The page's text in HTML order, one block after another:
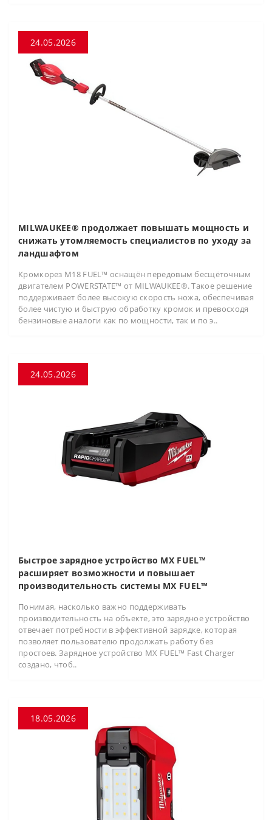
24.05.2026
MILWAUKEE® продолжает повышать мощность и
снижать утомляемость специалистов по уходу за
ландшафтом
Кромкорез M18 FUEL™ оснащён передовым бесщёточным
двигателем POWERSTATE™ от MILWAUKEE®. Такое решение
поддерживает более высокую скорость ножа, обеспечивая
более чистую и быструю обработку кромок и превосходя
бензиновые аналоги как по мощности, так и по э..
24.05.2026
Быстрое зарядное устройство MX FUEL™
расширяет возможности и повышает
производительность системы MX FUEL™
Понимая, насколько важно поддерживать
производительность на объекте, это зарядное устройство
отвечает потребности в эффективной зарядке, которая
позволяет пользователю продолжать работу без
простоев. Зарядное устройство MX FUEL™ Fast Charger
создано, чтоб..
18.05.2026